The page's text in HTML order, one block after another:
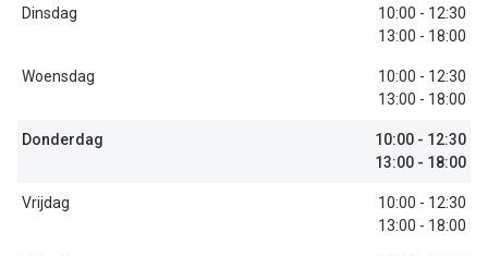
Gucci
Seen
Michael Kors
Bausch +
Biofinity
Dailies
Proclear
Online
Dinsdag
10:00 - 12:30
13:00 - 18:00
Woensdag
10:00 - 12:30
13:00 - 18:00
Donderdag
10:00 - 12:30
13:00 - 18:00
Vrijdag
10:00 - 12:30
13:00 - 18:00